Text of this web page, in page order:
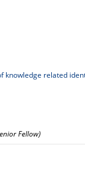
knowledge related
Fellow)